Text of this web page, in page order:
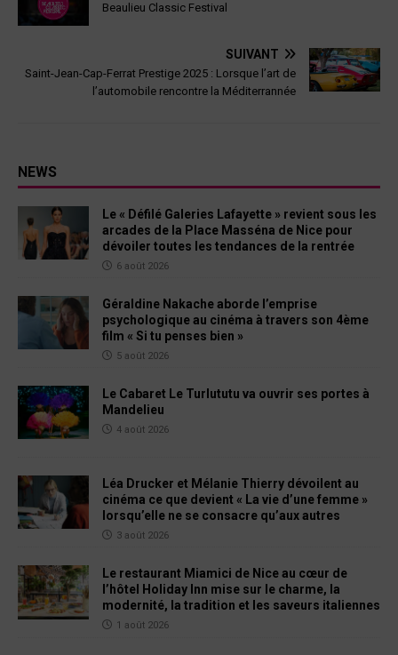
Beaulieu Classic Festival
SUIVANT
Saint-Jean-Cap-Ferrat Prestige 2025 : Lorsque l’art de
l’automobile rencontre la Méditerrannée
NEWS
Le « Défilé Galeries Lafayette » revient sous les
arcades de la Place Masséna de Nice pour
dévoiler toutes les tendances de la rentrée
6 août 2026
Géraldine Nakache aborde l’emprise
psychologique au cinéma à travers son 4ème
film « Si tu penses bien »
5 août 2026
Le Cabaret Le Turlututu va ouvrir ses portes à
Mandelieu
4 août 2026
Léa Drucker et Mélanie Thierry dévoilent au
cinéma ce que devient « La vie d’une femme »
lorsqu’elle ne se consacre qu’aux autres
3 août 2026
Le restaurant Miamici de Nice au cœur de
l’hôtel Holiday Inn mise sur le charme, la
modernité, la tradition et les saveurs italiennes
1 août 2026